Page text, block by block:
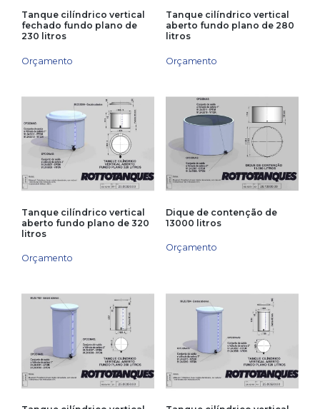
Tanque cilíndrico vertical
fechado fundo plano de
230 litros
Orçamento
Tanque cilíndrico vertical
aberto fundo plano de 280
litros
Orçamento
Tanque cilíndrico vertical
aberto fundo plano de 320
litros
Orçamento
Dique de contenção de
13000 litros
Orçamento